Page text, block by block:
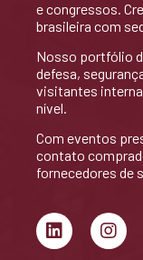
e congressos.
brasileira com
Nosso portfólio
defesa,
visitantes
nível.
Com eventos
contato
fornecedores de